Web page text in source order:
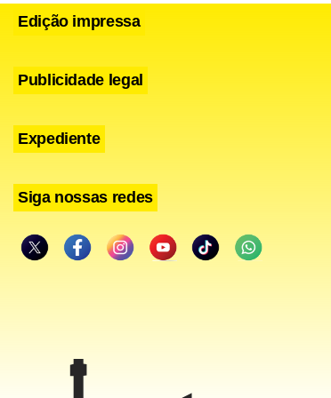
Edição impressa
Publicidade legal
Expediente
Siga nossas redes